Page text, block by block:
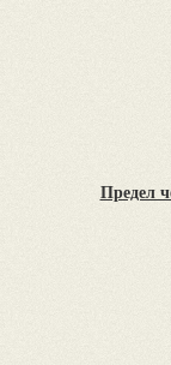
Предел